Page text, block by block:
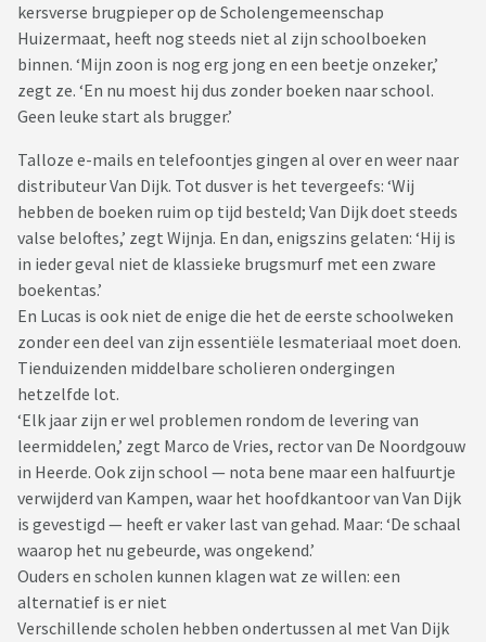
kersverse brugpieper op de Scholengemeenschap
Huizermaat, heeft nog steeds niet al zijn schoolboeken
binnen. ‘Mijn zoon is nog erg jong en een beetje onzeker,’
zegt ze. ‘En nu moest hij dus zonder boeken naar school.
Geen leuke start als brugger.’
Talloze e-mails en telefoontjes gingen al over en weer naar
distributeur Van Dijk. Tot dusver is het tevergeefs: ‘Wij
hebben de boeken ruim op tijd besteld; Van Dijk doet steeds
valse beloftes,’ zegt Wijnja. En dan, enigszins gelaten: ‘Hij is
in ieder geval niet de klassieke brugsmurf met een zware
boekentas.’
En Lucas is ook niet de enige die het de eerste schoolweken
zonder een deel van zijn essentiële lesmateriaal moet doen.
Tienduizenden middelbare scholieren ondergingen
hetzelfde lot.
‘Elk jaar zijn er wel problemen rondom de levering van
leermiddelen,’ zegt Marco de Vries, rector van De Noordgouw
in Heerde. Ook zijn school — nota bene maar een halfuurtje
verwijderd van Kampen, waar het hoofdkantoor van Van Dijk
is gevestigd — heeft er vaker last van gehad. Maar: ‘De schaal
waarop het nu gebeurde, was ongekend.’
Ouders en scholen kunnen klagen wat ze willen: een
alternatief is er niet
Verschillende scholen hebben ondertussen al met Van Dijk